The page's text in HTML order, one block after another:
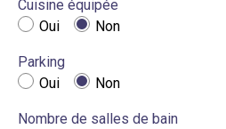
Cuisine équipée
Oui
Non
Parking
Oui
Non
Nombre de salles de bain